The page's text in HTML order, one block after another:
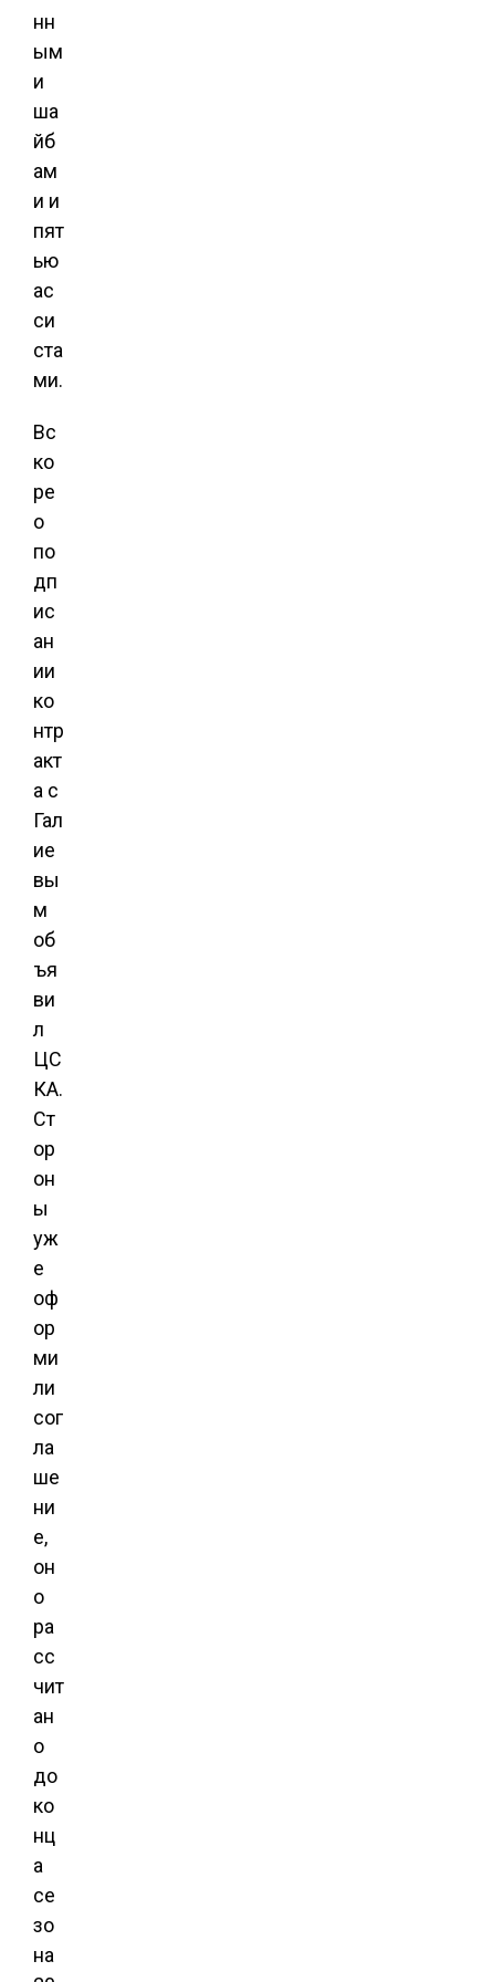
нн
ым
и
ша
йб
ам
и и
пят
ью
ас
си
ста
ми.
Вс
ко
ре
о
по
дп
ис
ан
ии
ко
нтр
акт
а с
Гал
ие
вы
м
об
ъя
ви
л
ЦС
КА.
Ст
ор
он
ы
уж
е
оф
ор
ми
ли
сог
ла
ше
ни
е,
он
о
ра
сс
чит
ан
о
до
ко
нц
а
се
зо
на 